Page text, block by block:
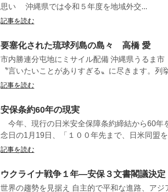
思い 沖縄県では令和５年度を地域外交...
記事を読む
要塞化された琉球列島の島々 高橋 愛
市内勝連分屯地にミサイル配備 沖縄県うるま
〝言いたいことがありすぎる〟に尽きます。列
記事を読む
安保条約60年の現実
今年、現行の日米安全保障条約締結から60年
念日の1月19日、「１００年先まで、日米同盟
記事を読む
ウクライナ戦争１年―安保３文書閣議決定
世界の趨勢を見据え 自主的で平和な進路、ア